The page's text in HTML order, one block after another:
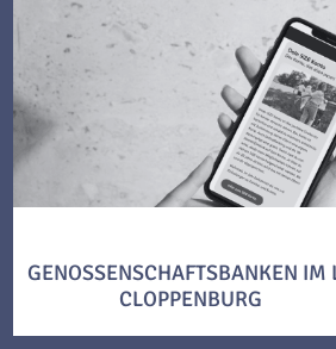
GENOSSENSCHAFTSBANKEN IM
CLOPPENBURG